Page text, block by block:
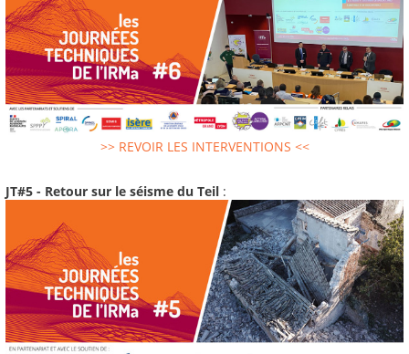
>> REVOIR LES INTERVENTIONS <<
JT#5 - Retour sur le séisme du Teil :